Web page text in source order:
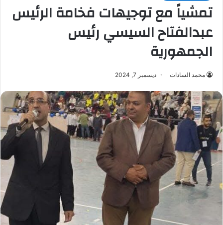
تمشياً مع توجيهات فخامة الرئيس
عبدالفتاح السيسي رئيس
الجمهورية
محمد السادات ديسمبر 7, 2024